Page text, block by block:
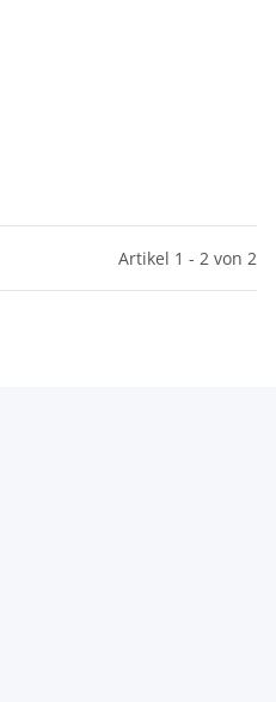
Artikel 1 - 2 von 2